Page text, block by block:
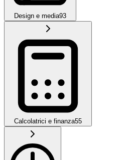
Design e media93
Calcolatrici e finanza55